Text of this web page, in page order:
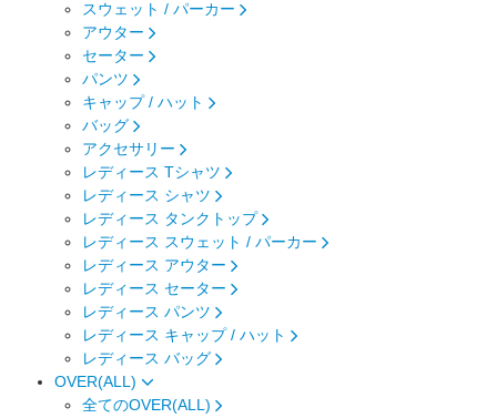
スウェット / パーカー
アウター
セーター
パンツ
キャップ / ハット
バッグ
アクセサリー
レディース Tシャツ
レディース シャツ
レディース タンクトップ
レディース スウェット / パーカー
レディース アウター
レディース セーター
レディース パンツ
レディース キャップ / ハット
レディース バッグ
OVER(ALL)
全てのOVER(ALL)